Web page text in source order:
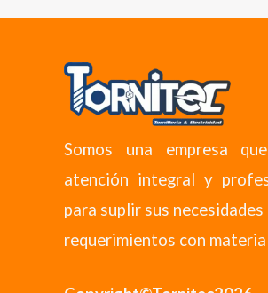
Somos una empresa
atención integral y
para suplir sus necesidades
requerimientos con